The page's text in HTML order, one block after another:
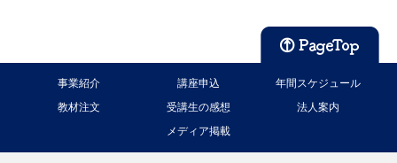
事業紹介 講座申込
年間スケジュール
教材注文
受講生の感想
法人案内
メディア掲載